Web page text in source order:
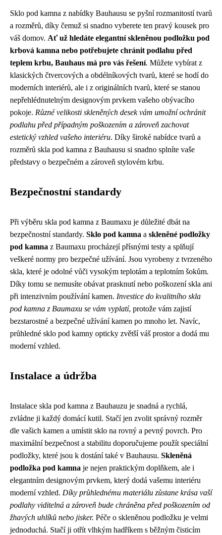
Sklo pod kamna z nabídky Bauhausu se pyšní rozmanitostí tvarů
a rozměrů, díky čemuž si snadno vyberete ten pravý kousek pro
váš domov. Ať už hledáte elegantní skleněnou podložku pod
krbová kamna nebo potřebujete chránit podlahu před
teplem krbu, Bauhaus má pro vás řešení. Můžete vybírat z
klasických čtvercových a obdélníkových tvarů, které se hodí do
moderních interiérů, ale i z originálních tvarů, které se stanou
nepřehlédnutelným designovým prvkem vašeho obývacího
pokoje. Různé velikosti skleněných desek vám umožní ochránit
podlahu před případným poškozením a zároveň zachovat
estetický vzhled vašeho interiéru. Díky široké nabídce tvarů a
rozměrů skla pod kamna z Bauhausu si snadno splníte vaše
představy o bezpečném a zároveň stylovém krbu.
Bezpečnostní standardy
Při výběru skla pod kamna z Baumaxu je důležité dbát na
bezpečnostní standardy. Sklo pod kamna a skleněné podložky
pod kamna z Baumaxu procházejí přísnými testy a splňují
veškeré normy pro bezpečné užívání. Jsou vyrobeny z tvrzeného
skla, které je odolné vůči vysokým teplotám a teplotním šokům.
Díky tomu se nemusíte obávat prasknutí nebo poškození skla ani
při intenzivním používání kamen. Investice do kvalitního skla
pod kamna z Baumaxu se vám vyplatí, protože vám zajistí
bezstarostné a bezpečné užívání kamen po mnoho let. Navíc,
průhledné sklo pod kamny opticky zvětší váš prostor a dodá mu
moderní vzhled.
Instalace a údržba
Instalace skla pod kamna z Bauhauzu je snadná a rychlá,
zvládne ji každý domácí kutil. Stačí jen zvolit správný rozměr
dle vašich kamen a umístit sklo na rovný a pevný povrch. Pro
maximální bezpečnost a stabilitu doporučujeme použít speciální
podložky, které jsou k dostání také v Bauhausu. Skleněná
podložka pod kamna je nejen praktickým doplňkem, ale i
elegantním designovým prvkem, který dodá vašemu interiéru
moderní vzhled. Díky průhlednému materiálu zůstane krása vaší
podlahy viditelná a zároveň bude chráněna před poškozením od
žhavých uhlíků nebo jisker. Péče o skleněnou podložku je velmi
jednoduchá. Stačí ji otřít vlhkým hadříkem s běžným čisticím